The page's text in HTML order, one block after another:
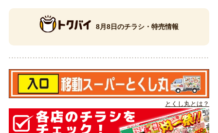
8月8日のチラシ・特売情報
とくし丸とは？